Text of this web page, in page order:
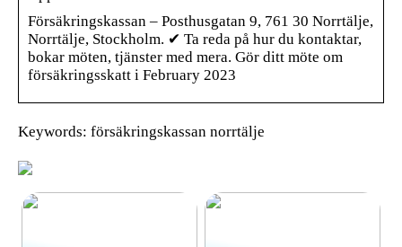
Försäkringskassan – Posthusgatan 9, 761 30 Norrtälje,
Norrtälje, Stockholm. ✔ Ta reda på hur du kontaktar,
bokar möten, tjänster med mera. Gör ditt möte om
försäkringsskatt i February 2023
Keywords: försäkringskassan norrtälje